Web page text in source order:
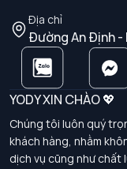
Địa chỉ
Đường An Định -
YODY XIN CHÀO 💖
Chúng tôi luôn quý
khách hàng, nhằm
dịch vụ cũng như chất